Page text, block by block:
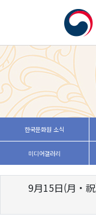
한국문화원 소식
미디어갤러리
9月15日(月・